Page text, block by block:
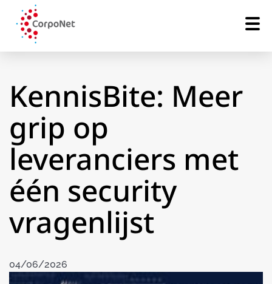
KennisBite: Meer
grip op
leveranciers met
één security
vragenlijst
04/06/2026